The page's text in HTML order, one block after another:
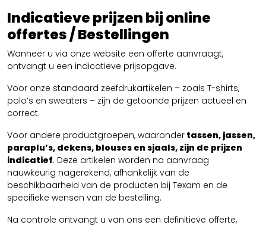
Indicatieve prijzen bij online
offertes / Bestellingen
Wanneer u via onze website een offerte aanvraagt,
ontvangt u een indicatieve prijsopgave.
Voor onze standaard zeefdrukartikelen – zoals T-shirts,
polo’s en sweaters – zijn de getoonde prijzen actueel en
correct.
Voor andere productgroepen, waaronder tassen, jassen,
paraplu’s, dekens, blouses en sjaals, zijn de prijzen
indicatief. Deze artikelen worden na aanvraag
nauwkeurig nagerekend, afhankelijk van de
beschikbaarheid van de producten bij Texam en de
specifieke wensen van de bestelling.
Na controle ontvangt u van ons een definitieve offerte,